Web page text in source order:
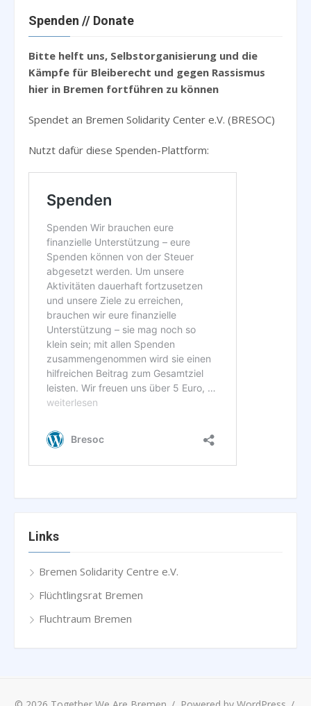
Spenden // Donate
Bitte helft uns, Selbstorganisierung und die
Kämpfe für Bleiberecht und gegen Rassismus
hier in Bremen fortführen zu können
Spendet an Bremen Solidarity Center e.V. (BRESOC)
Nutzt dafür diese Spenden-Plattform:
Links
Bremen Solidarity Centre e.V.
Flüchtlingsrat Bremen
Fluchtraum Bremen